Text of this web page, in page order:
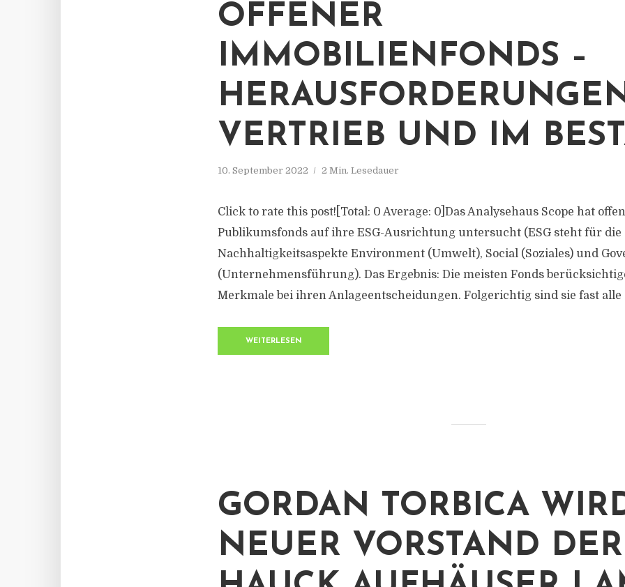
OFFENER
IMMOBILIENFONDS –
VERTRIEB UND IM
10. September 2022 2 Min. Lesedauer
Click to rate this post![Total: 0 Average: 0]Das Analysehaus Scope hat
Publikumsfonds auf ihre ESG-Ausrichtung untersucht (ESG steht für die
Nachhaltigkeitsaspekte Environment (Umwelt), Social (Soziales) und
(Unternehmensführung). Das Ergebnis: Die meisten Fonds
Merkmale bei ihren Anlageentscheidungen. Folgerichtig sind sie fast alle
WEITERLESEN
GORDAN TORBICA
NEUER VORSTAND DER